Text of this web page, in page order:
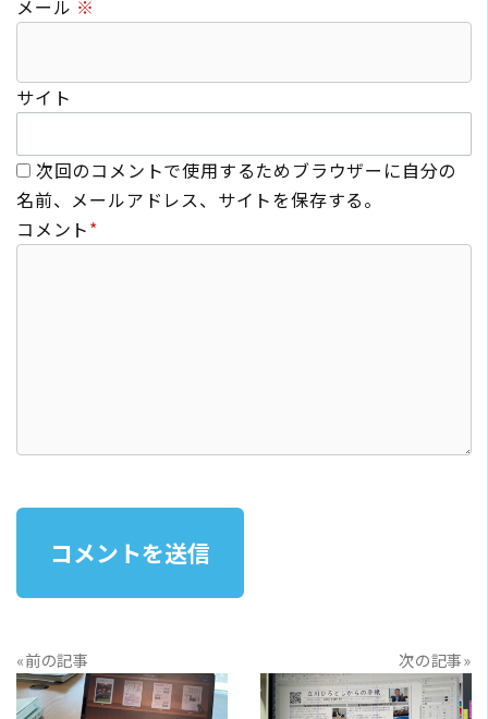
メール ※
サイト
次回のコメントで使用するためブラウザーに自分の
名前、メールアドレス、サイトを保存する。
コメント*
«前の記事 次の記事»